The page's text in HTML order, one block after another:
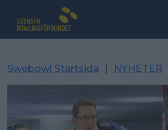
Swebowl Startsida | NYHETER